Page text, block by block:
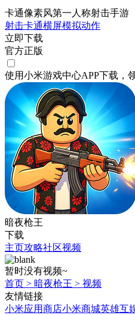
卡通像素风第一人称射击手游
射击卡通横屏模拟动作
立即下载
官方正版
使用小米游戏中心APP下载 ，
暗夜枪王
下载
主页攻略社区视频
暂时没有视频~
首页 > 暗夜枪王 > 视频
友情链接
小米应用商店小米商城英雄互